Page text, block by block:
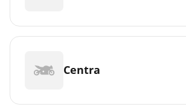
Centra